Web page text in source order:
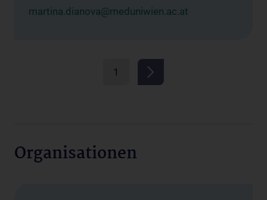
martina.dianova@meduniwien.ac.at
1
Organisationen